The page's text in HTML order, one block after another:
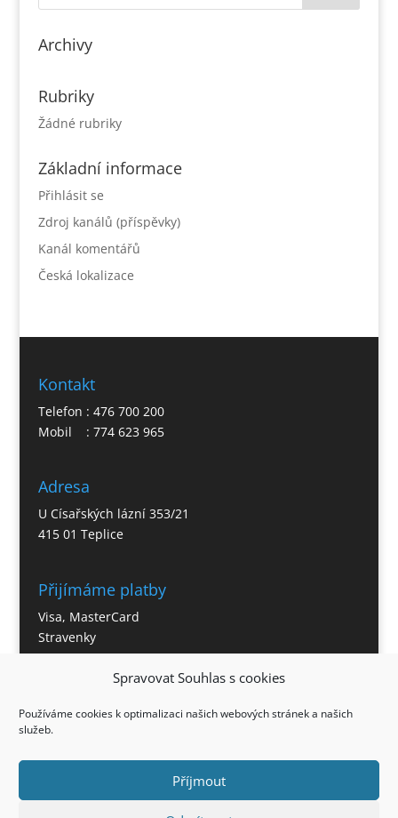
Spravovat Souhlas s cookies
Používáme cookies k optimalizaci našich webových stránek a našich
služeb.
Příjmout
Archivy
Rubriky
Žádné rubriky
Základní informace
Přihlásit se
Zdroj kanálů (příspěvky)
Kanál komentářů
Česká lokalizace
Kontakt
Telefon : 476 700 200
Mobil : 774 623 965
Adresa
U Císařských lázní 353/21
415 01 Teplice
Přijímáme platby
Visa, MasterCard
Stravenky
Otevírací doba
Po – So 11:00 – 21:30 hod.